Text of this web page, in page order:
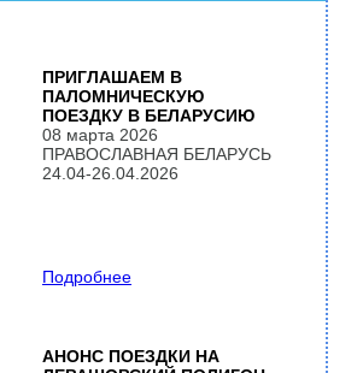
ПРИГЛАШАЕМ В
ПАЛОМНИЧЕСКУЮ
ПОЕЗДКУ В БЕЛАРУСИЮ
08 марта 2026
ПРАВОСЛАВНАЯ БЕЛАРУСЬ
24.04-26.04.2026
Подробнее
АНОНС ПОЕЗДКИ НА